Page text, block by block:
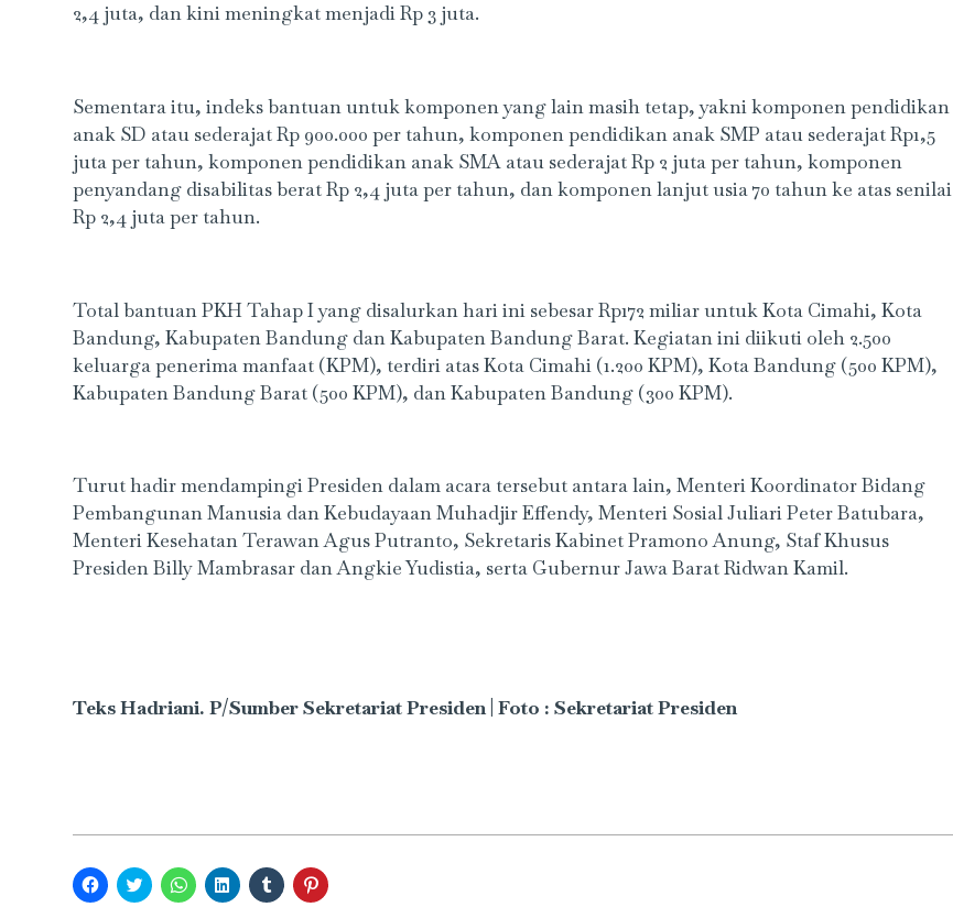
2,4 juta, dan kini meningkat menjadi Rp 3 juta.
Sementara itu, indeks bantuan untuk komponen yang lain masih tetap, yakni komponen pendidikan
anak SD atau sederajat Rp 900.000 per tahun, komponen pendidikan anak SMP atau sederajat Rp1,5
juta per tahun, komponen pendidikan anak SMA atau sederajat Rp 2 juta per tahun, komponen
penyandang disabilitas berat Rp 2,4 juta per tahun, dan komponen lanjut usia 70 tahun ke atas senilai
Rp 2,4 juta per tahun.
Total bantuan PKH Tahap I yang disalurkan hari ini sebesar Rp172 miliar untuk Kota Cimahi, Kota
Bandung, Kabupaten Bandung dan Kabupaten Bandung Barat. Kegiatan ini diikuti oleh 2.500
keluarga penerima manfaat (KPM), terdiri atas Kota Cimahi (1.200 KPM), Kota Bandung (500 KPM),
Kabupaten Bandung Barat (500 KPM), dan Kabupaten Bandung (300 KPM).
Turut hadir mendampingi Presiden dalam acara tersebut antara lain, Menteri Koordinator Bidang
Pembangunan Manusia dan Kebudayaan Muhadjir Effendy, Menteri Sosial Juliari Peter Batubara,
Menteri Kesehatan Terawan Agus Putranto, Sekretaris Kabinet Pramono Anung, Staf Khusus
Presiden Billy Mambrasar dan Angkie Yudistia, serta Gubernur Jawa Barat Ridwan Kamil.
Teks Hadriani. P/Sumber Sekretariat Presiden | Foto : Sekretariat Presiden
Click
to
Click
to
Click
to
Click
to
Click
to
Click
to